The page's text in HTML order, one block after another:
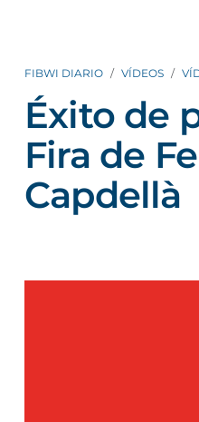
FIBWI DIARIO VÍDEOS
Éxito de
Fira de
Capdellà